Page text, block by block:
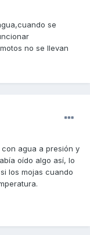
se
no se llevan
agua a presión y
oído algo así, lo
los mojas cuando